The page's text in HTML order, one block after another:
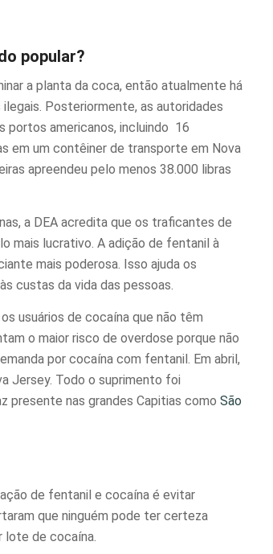
popular?
a planta da coca, então atualmente há
Posteriormente, as autoridades
portos americanos, incluindo 16
em um contêiner de transporte em Nova
apreendeu pelo menos 38.000 libras
a DEA acredita que os traficantes de
mais lucrativo. A adição de fentanil à
mais poderosa. Isso ajuda os
custas da vida das pessoas.
usuários de cocaína que não têm
o maior risco de overdose porque não
por cocaína com fentanil. Em abril,
Jersey. Todo o suprimento foi
presente nas grandes Capitias como São
de fentanil e cocaína é evitar
que ninguém pode ter certeza
lote de cocaína.